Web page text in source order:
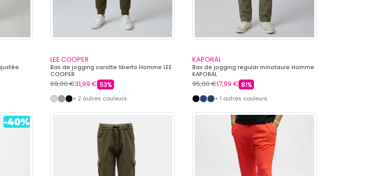
LEE COOPER
Bas de jogging carotte liberto Homme LEE
COOPER
69,00 €31,99 € 53%
+ 2 autres couleurs
KAPORAL
Bas de jogging regular minotaure Homme
KAPORAL
95,00 €17,99 € 81%
+ 1 autres couleurs